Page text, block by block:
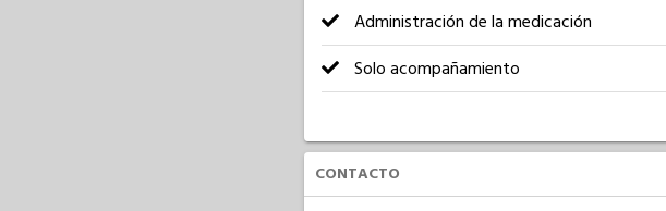
Administración de la medicación
Solo acompañamiento
CONTACTO